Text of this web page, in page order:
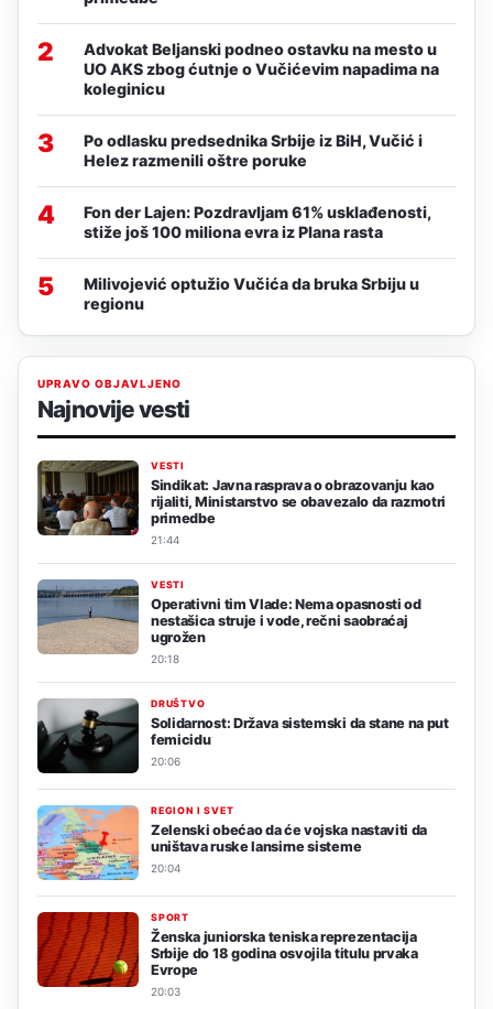
2
Advokat Beljanski podneo ostavku na mesto u
UO AKS zbog ćutnje o Vučićevim napadima na
koleginicu
3
Po odlasku predsednika Srbije iz BiH, Vučić i
Helez razmenili oštre poruke
4
Fon der Lajen: Pozdravljam 61% usklađenosti,
stiže još 100 miliona evra iz Plana rasta
5
Milivojević optužio Vučića da bruka Srbiju u
regionu
UPRAVO OBJAVLJENO
Najnovije vesti
VESTI
Sindikat: Javna rasprava o obrazovanju kao
rijaliti, Ministarstvo se obavezalo da razmotri
primedbe
21:44
VESTI
Operativni tim Vlade: Nema opasnosti od
nestašica struje i vode, rečni saobraćaj
ugrožen
20:18
DRUŠTVO
Solidarnost: Država sistemski da stane na put
femicidu
20:06
REGION I SVET
Zelenski obećao da će vojska nastaviti da
uništava ruske lansirne sisteme
20:04
SPORT
Ženska juniorska teniska reprezentacija
Srbije do 18 godina osvojila titulu prvaka
Evrope
20:03